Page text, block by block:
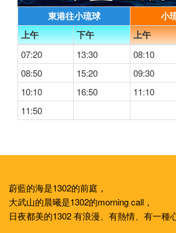
東港往小琉球
小
上午
下午 上午
07:20 13:30 08:10
08:50
15:20 09:30
10:10
16:50 11:10
11:50
蔚藍的海是1302的前庭，
大武山的晨曦是1302的morning call，
日夜都美的1302 有浪漫、有熱情、有一種